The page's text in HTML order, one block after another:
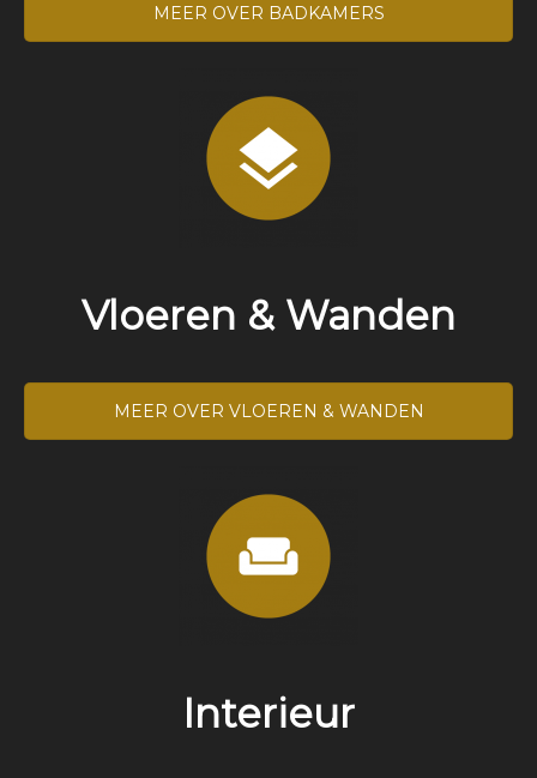
MEER OVER BADKAMERS
Vloeren & Wanden
MEER OVER VLOEREN & WANDEN
Interieur